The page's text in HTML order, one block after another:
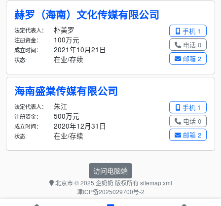
赫罗（海南）文化传媒有限公司
手机 1
电话 0
邮箱 2
法定代表人： 朴美罗
注册资金： 100万元
成立时间： 2021年10月21日
状态: 在业/存续
海南盛棠传媒有限公司
手机 1
电话 0
邮箱 2
法定代表人： 朱江
注册资金： 500万元
成立时间： 2020年12月31日
状态: 在业/存续
访问电脑端
北京市© 2025 企奶奶 版权所有sitemap.xml
津ICP备2025029700号-2